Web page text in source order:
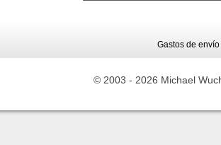
Gastos de envío
© 2003 - 2026 Michael